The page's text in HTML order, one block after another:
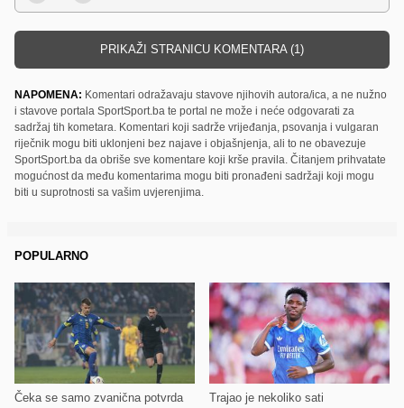
PRIKAŽI STRANICU KOMENTARA (1)
NAPOMENA: Komentari odražavaju stavove njihovih autora/ica, a ne nužno
i stavove portala SportSport.ba te portal ne može i neće odgovarati za
sadržaj tih kometara. Komentari koji sadrže vrijeđanja, psovanja i vulgaran
riječnik mogu biti uklonjeni bez najave i objašnjenja, ali to ne obavezuje
SportSport.ba da obriše sve komentare koji krše pravila. Čitanjem prihvatate
mogućnost da među komentarima mogu biti pronađeni sadržaji koji mogu
biti u suprotnosti sa vašim uvjerenjima.
POPULARNO
Čeka se samo zvanična potvrda Trajao je nekoliko sati